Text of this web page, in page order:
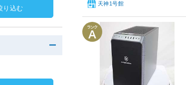
天神1号館
り込む